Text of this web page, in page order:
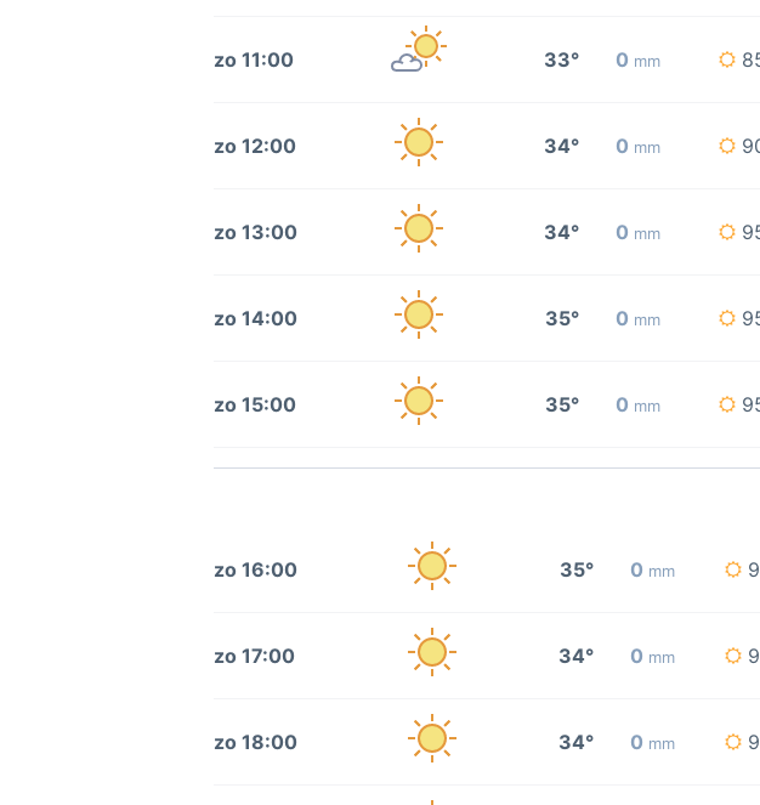
zo 11:00 33° 0 mm
zo 12:00 34° 0 mm
zo 13:00 34° 0 mm
zo 14:00 35° 0 mm
zo 15:00 35° 0 mm
zo 16:00 35° 0 mm
zo 17:00 34° 0 mm
zo 18:00 34° 0 mm